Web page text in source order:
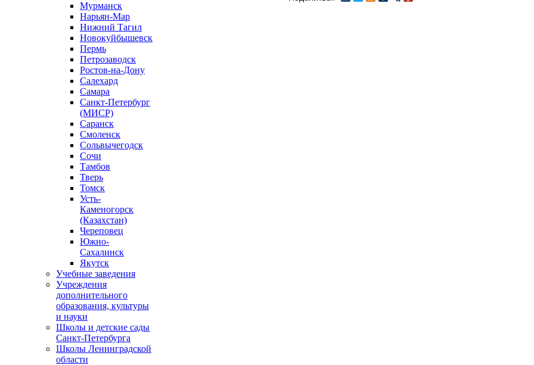
Мурманск
Нарьян-Мар
Нижний Тагил
Новокуйбышевск
Пермь
Петрозаводск
Ростов-на-Дону
Салехард
Самара
Санкт-Петербург
(МИСР)
Саранск
Смоленск
Сольвычегодск
Сочи
Тамбов
Тверь
Томск
Усть-
Каменогорск
(Казахстан)
Череповец
Южно-
Сахалинск
Якутск
Учебные заведения
Учреждения
дополнительного
образования, культуры
и науки
Школы и детские сады
Санкт-Петербурга
Школы Ленинградской
области